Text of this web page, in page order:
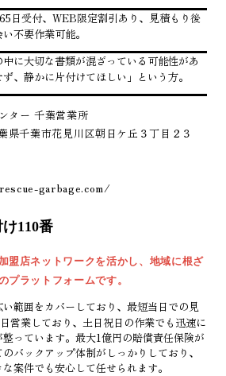
日受付、WEB限定割引あり、見積もり後
不要作業可能。
中に大切な書類が混ざっている可能性があ
、静かに片付けてほしい」という方。
ター 千葉営業所
千葉市花見川区朝日ケ丘３丁目２３
garbage.com/
110番
盟店ネットワークを活かし、地域に根ざ
プラットフォームです。
範囲をカバーしており、最短当日での見
営業しており、土日祝日の作業でも迅速に
っています。最大1億円の賠償責任保険が
バックアップ体制がしっかりしており、
案件でも安心して任せられます。